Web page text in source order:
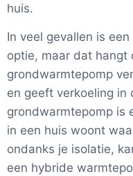
huis.
In veel gevallen is
optie, maar dat hangt
grondwarmtepomp
en geeft verkoeling in
grondwarmtepomp is
in een huis woont
ondanks je isolatie,
een hybride